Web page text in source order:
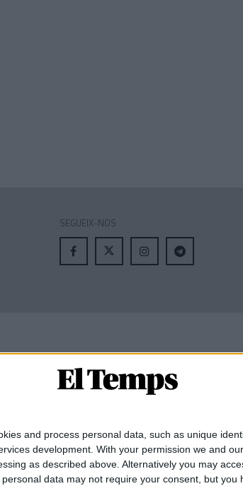
and process personal data, such as unique
development. With your permission we and
as described above. Alternatively you may
data may not require your consent, but
SEGUEIX-NOS